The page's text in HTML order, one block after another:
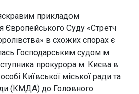
прикладом
Європейського Суду «Стретч
в схожих спорах є
Господарським судом м.
прокурора м. Києва в
Київської міської ради та
(КМДА) до Головного